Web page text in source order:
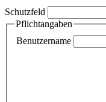
Schutzfeld
Pflichtangaben
Benutzername